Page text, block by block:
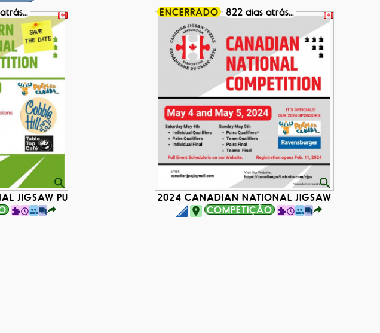
JIGSAW PUZZLE COMPETITION
ENCERRADO 822 dias atrás...
2024 CANADIAN NATIONAL JIGSAW PUZZLE
COMPETIÇÃO